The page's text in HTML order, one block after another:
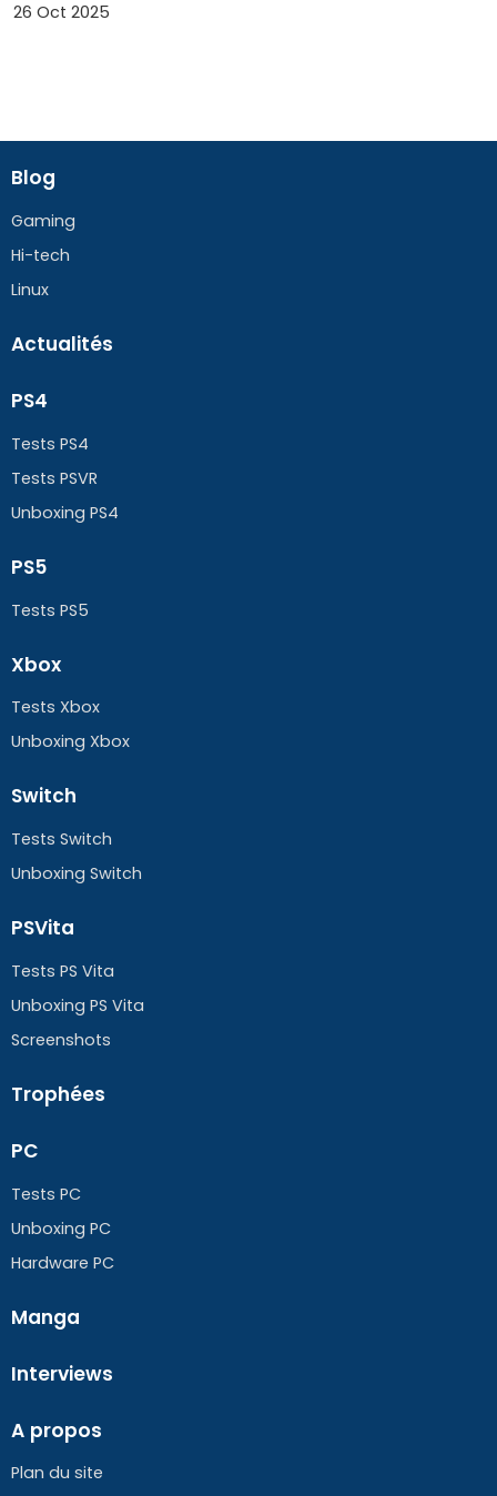
26 Oct 2025
Blog
Gaming
Hi-tech
Linux
Actualités
PS4
Tests PS4
Tests PSVR
Unboxing PS4
PS5
Tests PS5
Xbox
Tests Xbox
Unboxing Xbox
Switch
Tests Switch
Unboxing Switch
PSVita
Tests PS Vita
Unboxing PS Vita
Screenshots
Trophées
PC
Tests PC
Unboxing PC
Hardware PC
Manga
Interviews
A propos
Plan du site